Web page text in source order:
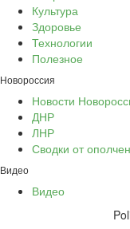
Культура
Здоровье
Технологии
Полезное
Новороссия
Новости
ДНР
ЛНР
Сводки от
Видео
Видео